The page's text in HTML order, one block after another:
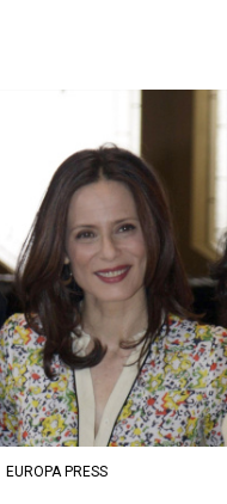
EUROPA PRESS